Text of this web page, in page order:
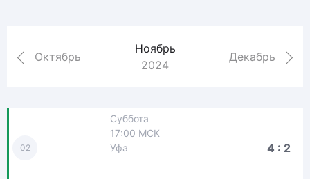
Октябрь
Ноябрь
2024
Декабрь
02
Суббота
17:00 МСК
Уфа
4 : 2